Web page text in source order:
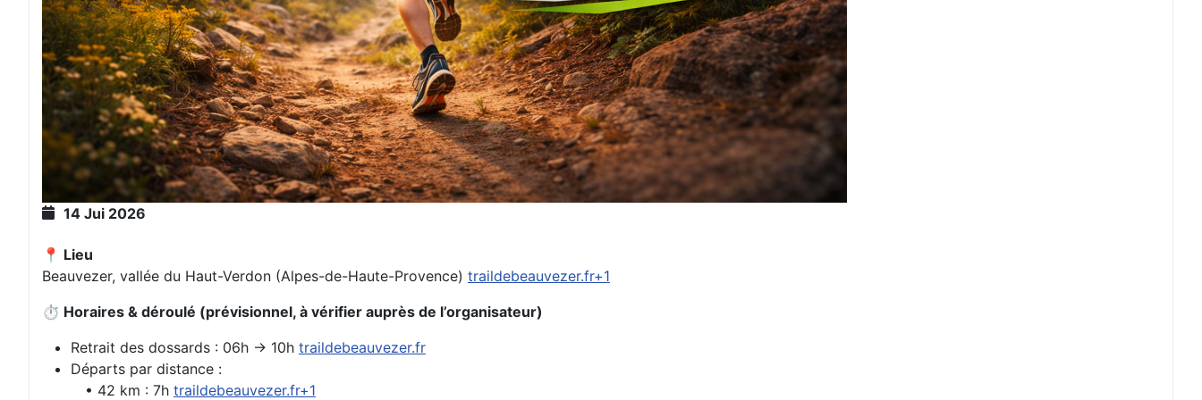
14 Jui 2026
📍 Lieu
Beauvezer, vallée du Haut-Verdon (Alpes-de-Haute-Provence) traildebeauvezer.fr+1
⏱️ Horaires & déroulé (prévisionnel, à vérifier auprès de l’organisateur)
Retrait des dossards : 06h → 10h traildebeauvezer.fr
Départs par distance :
• 42 km : 7h traildebeauvezer.fr+1